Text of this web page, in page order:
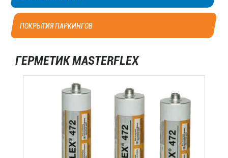
ПОКРЫТИЯ ПАРКИНГОВ
ГЕРМЕТИК MASTERFLEX